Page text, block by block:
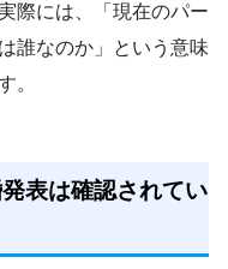
際には、「現在のパー
誰なのか」という意味
。
表は確認されてい